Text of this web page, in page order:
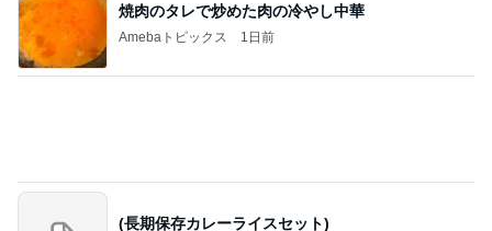
(長期保存カレーライスセット)
たかたんのコストコ通への道